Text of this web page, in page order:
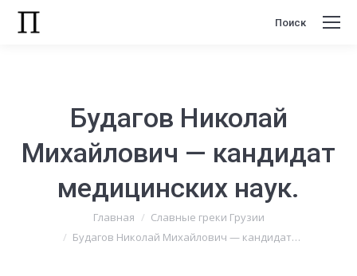
Поиск:
Поиск
Будагов Николай
Михайлович — кандидат
медицинских наук.
Главная
Славные греки Грузии
Будагов Николай Михайлович — кандидат…